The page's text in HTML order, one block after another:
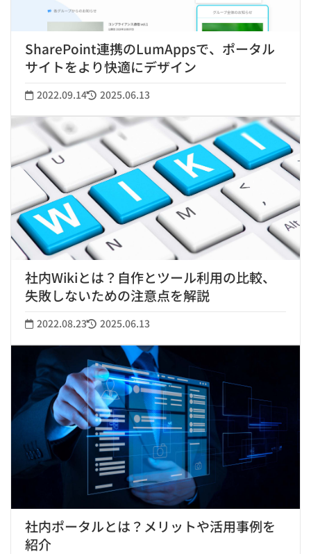
SharePoint連携のLumAppsで、ポータル
サイトをより快適にデザイン
2022.09.14 2025.06.13
社内Wikiとは？自作とツール利用の比較、
失敗しないための注意点を解説
2022.08.23 2025.06.13
社内ポータルとは？メリットや活用事例を
紹介